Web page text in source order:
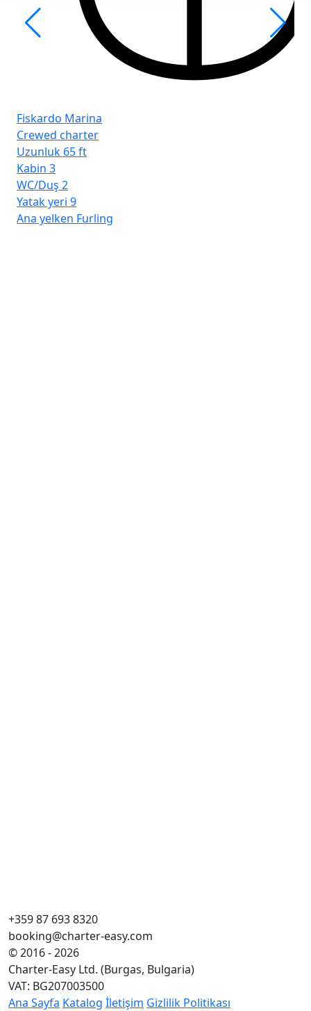
Fiskardo Marina
Crewed charter
Uzunluk 65 ft
Kabin 3
WC/Duş 2
Yatak yeri 9
Ana yelken Furling
+359 87 693 8320
booking@charter-easy.com
© 2016 - 2026
Charter-Easy Ltd. (Burgas, Bulgaria)
VAT: BG207003500
Ana Sayfa Katalog İletişim Gizlilik Politikası